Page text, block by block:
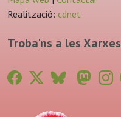
Realització: cdnet
Troba'ns a les Xarxes